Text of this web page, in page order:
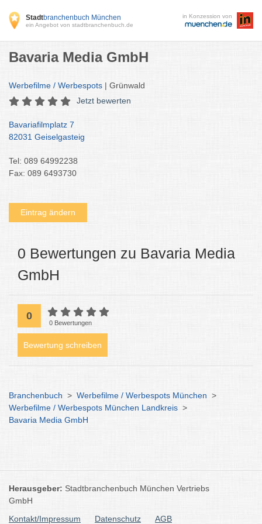
Stadtbranchenbuch München
ein Angebot von stadtbranchenbuch.de
in Konzession von
Bavaria Media GmbH
Werbefilme / Werbespots | Grünwald
Jetzt bewerten
Bavariafilmplatz 7
82031 Geiselgasteig
Tel: 089 64992238
Fax: 089 6493730
Eintrag ändern
0 Bewertungen zu Bavaria Media
GmbH
0
0 Bewertungen
Bewertung schreiben
Branchenbuch > Werbefilme / Werbespots München >
Werbefilme / Werbespots München Landkreis >
Bavaria Media GmbH
Herausgeber: Stadtbranchenbuch München Vertriebs
GmbH
Kontakt/Impressum
Datenschutz AGB